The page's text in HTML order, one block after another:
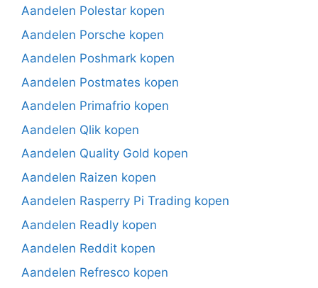
Aandelen Polestar kopen
Aandelen Porsche kopen
Aandelen Poshmark kopen
Aandelen Postmates kopen
Aandelen Primafrio kopen
Aandelen Qlik kopen
Aandelen Quality Gold kopen
Aandelen Raizen kopen
Aandelen Rasperry Pi Trading kopen
Aandelen Readly kopen
Aandelen Reddit kopen
Aandelen Refresco kopen